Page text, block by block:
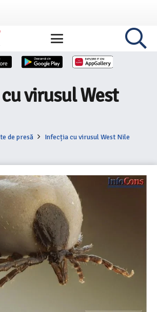
virusul West
de presă Infecția cu virusul West Nile